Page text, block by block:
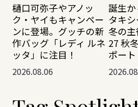
樋口可弥子やアノッ
ク・ヤイもキャンペー
ンに登場。グッチの新
作バッグ「レディ ルネ
ッタ」に注目！
2026.08.06
誕生
タキ
冬の
27 秋
ポート